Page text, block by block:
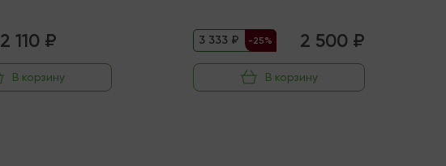
2 110 ₽
В корзину
3 333 ₽ -25% 2 500 ₽
В корзину